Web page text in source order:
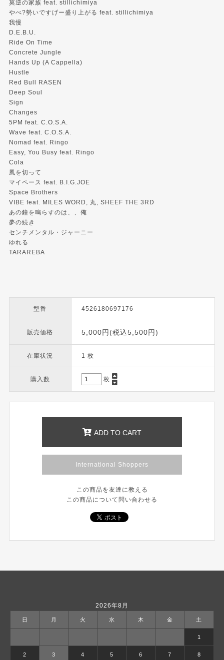
莫逆の家族 feat. stillichimiya
やべ?勢いですげー盛り上がる feat. stillichimiya
我慢
D.E.B.U.
Ride On Time
Concrete Jungle
Hands Up (A Cappella)
Hustle
Red Bull RASEN
Deep Soul
Sign
Changes
5PM feat. C.O.S.A.
Wave feat. C.O.S.A.
Nomad feat. Ringo
Easy, You Busy feat. Ringo
Cola
風を切って
マイペース feat. B.I.G.JOE
Space Brothers
VIBE feat. MILES WORD, 丸, SHEEF THE 3RD
あの鐘を鳴らすのは、、俺
夢の続き
センチメンタル・ジャーニー
ゆれる
TARAREBA
型番 4526180697176
販売価格 5,000円(税込5,500円)
在庫状況 1 枚
購入数 枚
ADD TO CART
International Shoppers
この商品を友達に教える
この商品について問い合わせる
2026年8月
日 月 火 水 木 金 土
1
2 3 4 5 6 7 8